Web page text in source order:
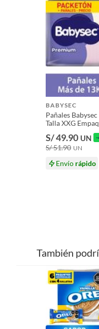
Productos que
Baterías de auto.
Motocicletas y
Licores y cigarros
BABYSEC
Pañales
Talla XXG
S/ 49.90 UN -
S/ 51.90 UN
Envío rápido
También